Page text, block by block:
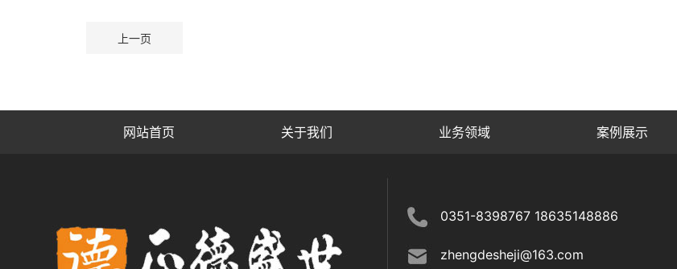
上一页
网站首页 关于我们 业务领域 案例展示
0351-8398767 18635148886
zhengdesheji@163.com